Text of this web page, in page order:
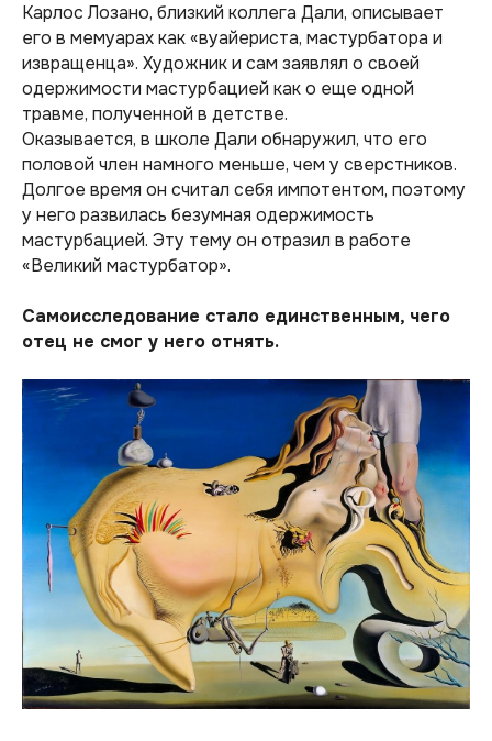
Карлос Лозано, близкий коллега Дали, описывает
его в мемуарах как«вуайериста, мастурбатора и
извращенца». Художник и сам заявлял о своей
одержимости мастурбацией как о еще одной
травме, полученной в детстве.
Оказывается, в школе Дали обнаружил, что его
половой член намного меньше, чем у сверстников.
Долгое время он считал себя импотентом, поэтому
у него развилась безумная одержимость
мастурбацией. Эту тему он отразил в работе
«Великий мастурбатор».
Самоисследование стало единственным, чего
отец не смог у него отнять.